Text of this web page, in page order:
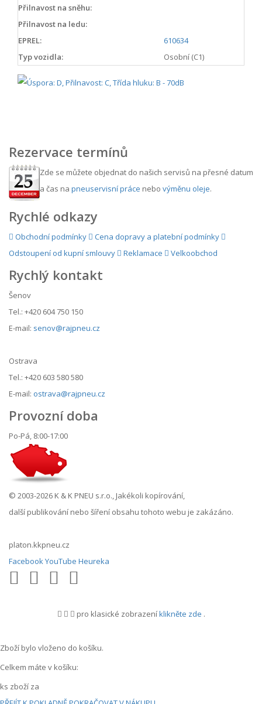
Přilnavost na sněhu:
Přilnavost na ledu:
EPREL:
610634
Typ vozidla:
Osobní (C1)
Rezervace termínů
Zde se můžete objednat do našich servisů na přesné datum
a čas na pneuservisní práce nebo výměnu oleje.
Rychlé odkazy
Obchodní podmínky
Cena dopravy a platební podmínky
Odstoupení od kupní smlouvy
Reklamace Velkoobchod
Rychlý kontakt
Šenov
Tel.: +420 604 750 150
E-mail: senov@rajpneu.cz
Ostrava
Tel.: +420 603 580 580
E-mail: ostrava@rajpneu.cz
Provozní doba
Po-Pá, 8:00-17:00
© 2003-2026 K & K PNEU s.r.o., Jakékoli kopírování,
další publikování nebo šíření obsahu tohoto webu je zakázáno.
platon.kkpneu.cz
FacebookYouTube Heureka
pro klasické zobrazeníklikněte zde .
Zboží bylo vloženo do košíku.
Celkem máte v košíku:
ks zboží za